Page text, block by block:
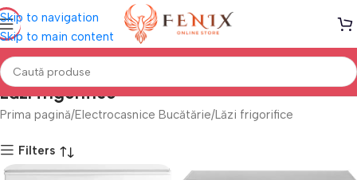
Skip to navigation
Skip to main content
Lăzi frigorifice
Prima pagină Electrocasnice Bucătărie Lăzi frigorifice
Filters